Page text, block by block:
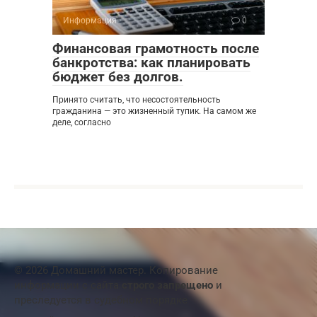
Информация 0
Финансовая грамотность после
банкротства: как планировать
бюджет без долгов.
Принято считать, что несостоятельность
гражданина — это жизненный тупик. На самом же
деле, согласно
© 2026 Домашний мастер. Копирование
строго запрещено и
преследуется в судебном порядке